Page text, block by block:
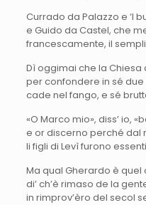
Currado da Palazzo e ‘l
e Guido da Castel, che
francescamente, il
Dì oggimai che la Chiesa
per confondere in sé
cade nel fango, e sé
«O Marco mio», diss’ io,
e or discerno perché dal
li figli di Levì furono
Ma qual Gherardo è quel
di’ ch’è rimaso de la
in rimprov’èro del secol